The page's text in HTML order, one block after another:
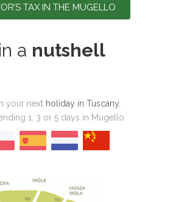
TAX IN THE MUGELLO
a nutshell
your next holiday in Tuscany
1, 3 or 5 days in Mugello